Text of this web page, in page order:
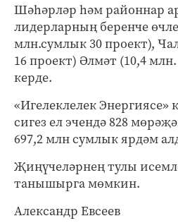
Шәһәрләр һәм районнар
лидерларның беренче
млн.сумлык 30 проект),
16 проект) Әлмәт (10,4
керде.
«Игелеклелек Энергиясе»
сигез ел эчендә 828
697,2 млн сумлык ярдәм
Җиңүчеләрнең тулы
танышырга мөмкин.
Александр Евсеев